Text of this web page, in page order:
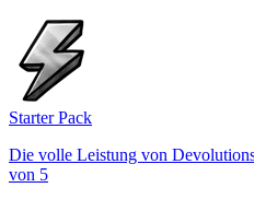
Starter Pack
Die volle Leistung von
von 5